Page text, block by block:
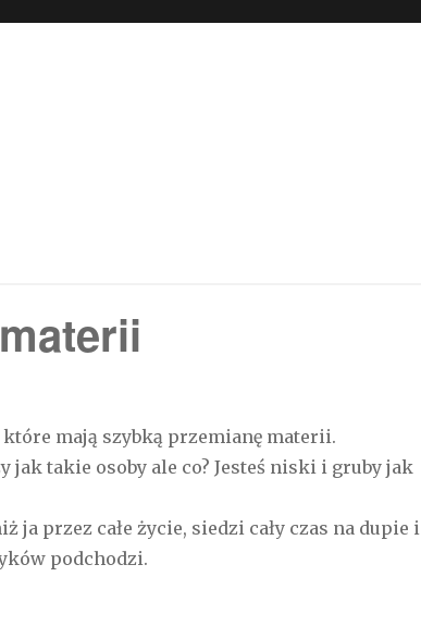
mają szybką przemianę materii.
takie osoby ale co? Jesteś niski i gruby jak
przez całe życie, siedzi cały czas na dupie i
podchodzi.